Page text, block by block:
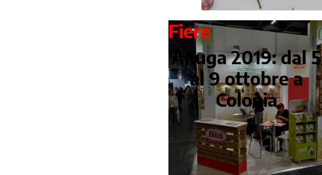
Fiere
Anuga 2019: dal 5
al 9 ottobre a
Colonia